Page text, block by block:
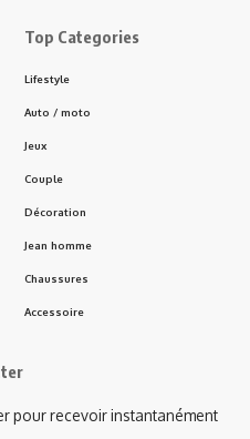
Top Categories
Lifestyle
Auto / moto
Jeux
Couple
Décoration
Jean homme
Chaussures
Accessoire
pour recevoir instantanément